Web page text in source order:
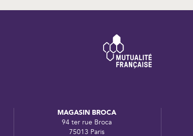
MAGASIN BROCA
94 ter rue Broca
75013 Paris